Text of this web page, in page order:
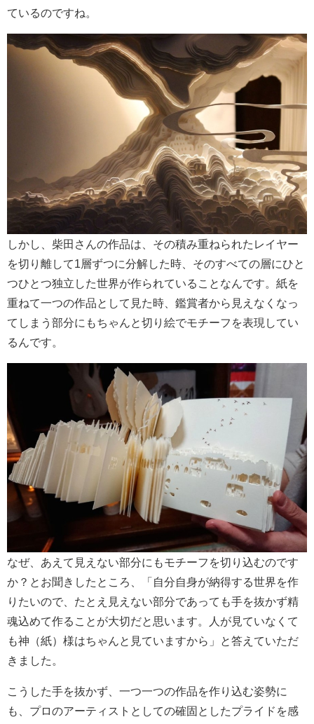
ているのですね。
しかし、柴田さんの作品は、その積み重ねられたレイヤー
を切り離して1層ずつに分解した時、そのすべての層にひと
つひとつ独立した世界が作られていることなんです。紙を
重ねて一つの作品として見た時、鑑賞者から見えなくなっ
てしまう部分にもちゃんと切り絵でモチーフを表現してい
るんです。
なぜ、あえて見えない部分にもモチーフを切り込むのです
か？とお聞きしたところ、「自分自身が納得する世界を作
りたいので、たとえ見えない部分であっても手を抜かず精
魂込めて作ることが大切だと思います。人が見ていなくて
も神（紙）様はちゃんと見ていますから」と答えていただ
きました。
こうした手を抜かず、一つ一つの作品を作り込む姿勢に
も、プロのアーティストとしての確固としたプライドを感